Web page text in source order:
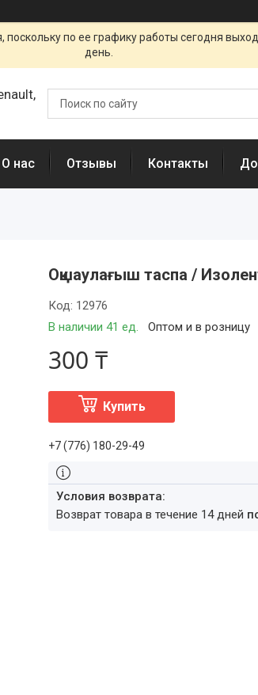
по ее графику работы сегодня
день.
О нас Отзывы Контакты
Оқшаулағыш таспа /
В наличии 41 ед. Оптом и в розницу
Код: 12976
300 ₸
Купить
+7 (776) 180-29-49
возврат товара в течение 14 дней